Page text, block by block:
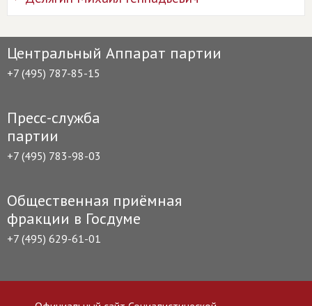
Центральный Аппарат партии
+7 (495) 787-85-15
Пресс-служба
партии
+7 (495) 783-98-03
Общественная приёмная
фракции в Госдуме
+7 (495) 629-61-01